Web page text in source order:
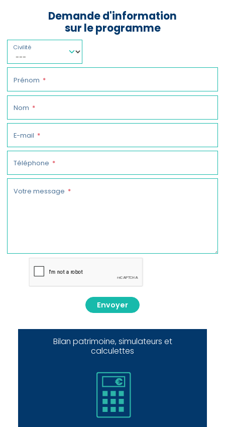
Demande d'information
sur le programme
Civilité
Prénom
Nom
E-mail
Téléphone
Votre message
Envoyer
Bilan patrimoine, simulateurs et
calculettes